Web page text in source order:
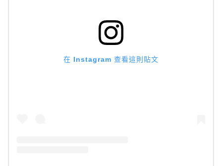
在 Instagram 查看這則貼文